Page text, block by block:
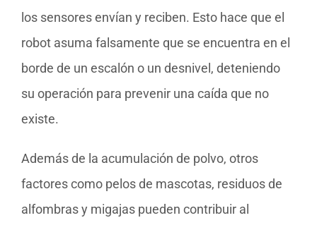
los sensores envían y reciben. Esto hace que el
robot asuma falsamente que se encuentra en el
borde de un escalón o un desnivel, deteniendo
su operación para prevenir una caída que no
existe.
Además de la acumulación de polvo, otros
factores como pelos de mascotas, residuos de
alfombras y migajas pueden contribuir al